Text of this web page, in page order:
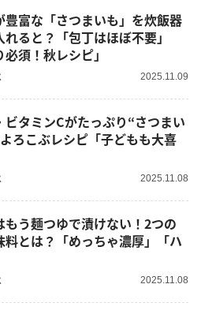
豊富な「さつまいも」を炊飯器
ると？「包丁はほぼ不要」
必須！秋レシピ」
2025.11.09
ビタミンCがたっぷり“さつまい
ろこぶレシピ「子どもも大喜
2025.11.08
もう麺つゆで漬けない！2つの
料とは？「めっちゃ濃厚」「ハ
2025.11.08